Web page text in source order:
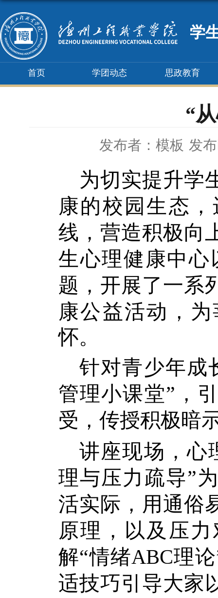
学
首页 学团动态 思政教育
“
发布者：模板 发
为切实提升学
康的校园生态
线，营造积极向
生心理健康中心
题，开展了一系
康公益活动，
怀。
针对青少年成
管理小课堂”，
受，传授积极暗
讲座现场，心
理与压力疏导”
活实际，用通俗
原理，以及压
解“情绪ABC理
适技巧引导大家